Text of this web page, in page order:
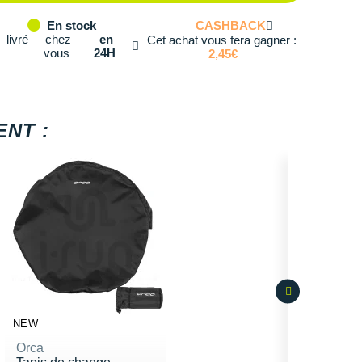
6
8
9
10
En stock
livré
chez
vous
en
24H
CASHBACK
Cet achat vous fera gagner :
2,45€
:
NEW
Orca